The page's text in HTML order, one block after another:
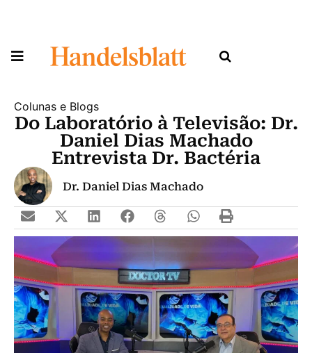
Colunas e Blogs
Do Laboratório à Televisão: Dr.
Daniel Dias Machado
Entrevista Dr. Bactéria
Dr. Daniel Dias Machado